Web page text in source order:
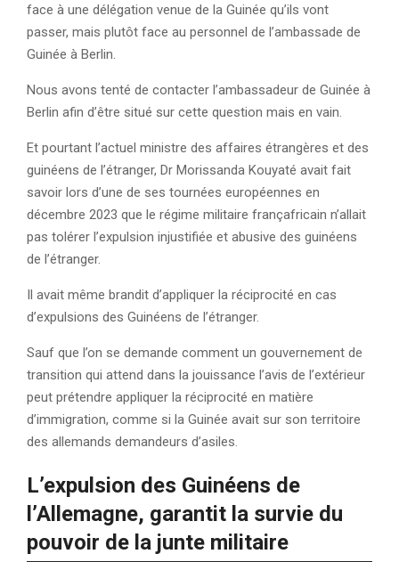
face à une délégation venue de la Guinée qu’ils vont
passer, mais plutôt face au personnel de l’ambassade de
Guinée à Berlin.
Nous avons tenté de contacter l’ambassadeur de Guinée à
Berlin afin d’être situé sur cette question mais en vain.
Et pourtant l’actuel ministre des affaires étrangères et des
guinéens de l’étranger, Dr Morissanda Kouyaté avait fait
savoir lors d’une de ses tournées européennes en
décembre 2023 que le régime militaire françafricain n’allait
pas tolérer l’expulsion injustifiée et abusive des guinéens
de l’étranger.
Il avait même brandit d’appliquer la réciprocité en cas
d’expulsions des Guinéens de l’étranger.
Sauf que l’on se demande comment un gouvernement de
transition qui attend dans la jouissance l’avis de l’extérieur
peut prétendre appliquer la réciprocité en matière
d’immigration, comme si la Guinée avait sur son territoire
des allemands demandeurs d’asiles.
L’expulsion des Guinéens de
l’Allemagne, garantit la survie du
pouvoir de la junte militaire